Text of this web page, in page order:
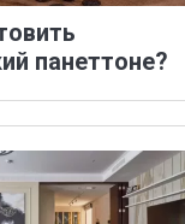
панеттоне?